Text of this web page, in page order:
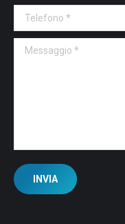
Telefono *
Messaggio *
INVIA